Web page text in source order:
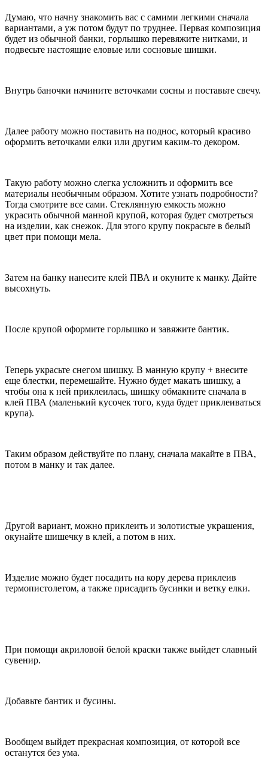
Думаю, что начну знакомить вас с самими легкими сначала
вариантами, а уж потом будут по труднее. Первая композиция
будет из обычной банки, горлышко перевяжите нитками, и
подвесьте настоящие еловые или сосновые шишки.
Внутрь баночки начините веточками сосны и поставьте свечу.
Далее работу можно поставить на поднос, который красиво
оформить веточками елки или другим каким-то декором.
Такую работу можно слегка усложнить и оформить все
материалы необычным образом. Хотите узнать подробности?
Тогда смотрите все сами. Стеклянную емкость можно
украсить обычной манной крупой, которая будет смотреться
на изделии, как снежок. Для этого крупу покрасьте в белый
цвет при помощи мела.
Затем на банку нанесите клей ПВА и окуните к манку. Дайте
высохнуть.
После крупой оформите горлышко и завяжите бантик.
Теперь украсьте снегом шишку. В манную крупу + внесите
еще блестки, перемешайте. Нужно будет макать шишку, а
чтобы она к ней приклеилась, шишку обмакните сначала в
клей ПВА (маленький кусочек того, куда будет приклеиваться
крупа).
Таким образом действуйте по плану, сначала макайте в ПВА,
потом в манку и так далее.
Другой вариант, можно приклеить и золотистые украшения,
окунайте шишечку в клей, а потом в них.
Изделие можно будет посадить на кору дерева приклеив
термопистолетом, а также присадить бусинки и ветку елки.
При помощи акриловой белой краски также выйдет славный
сувенир.
Добавьте бантик и бусины.
Вообщем выйдет прекрасная композиция, от которой все
останутся без ума.